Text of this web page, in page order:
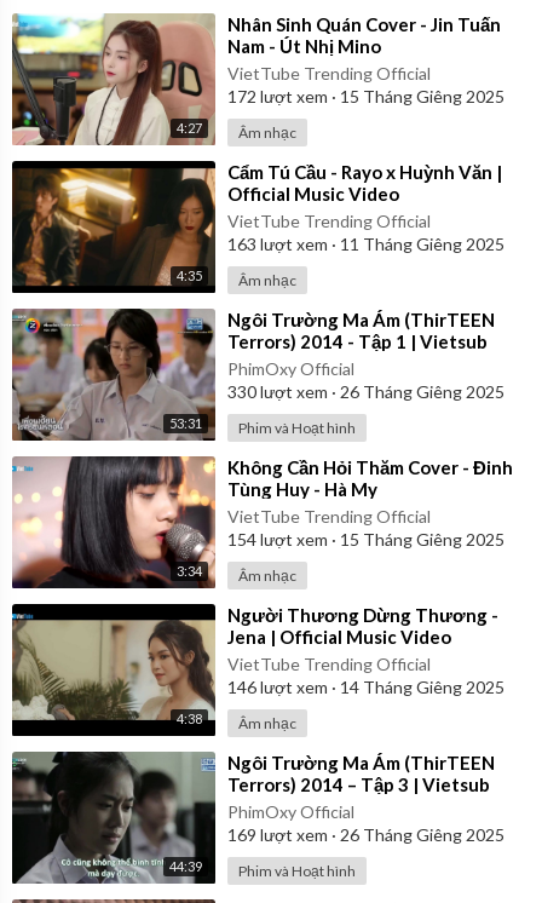
4:27
⁣Nhân Sinh Quán Cover - Jin Tuấn
Nam - Út Nhị Mino
VietTube Trending Official
172 lượt xem · 15 Tháng Giêng 2025
Âm nhạc
4:35
⁣Cẩm Tú Cầu - Rayo x Huỳnh Văn |
Official Music Video
VietTube Trending Official
163 lượt xem · 11 Tháng Giêng 2025
Âm nhạc
53:31
⁣Ngôi Trường Ma Ám (ThirTEEN
Terrors) 2014 - Tập 1 | Vietsub
PhimOxy Official
330lượt xem · 26 Tháng Giêng 2025
Phim và Hoạt hình
3:34
⁣Không Cần Hỏi Thăm Cover - Đinh
Tùng Huy - Hà My
VietTube Trending Official
154lượt xem · 15 Tháng Giêng 2025
Âm nhạc
4:38
⁣Người Thương Dừng Thương -
Jena | Official Music Video
VietTube Trending Official
146lượt xem · 14 Tháng Giêng 2025
Âm nhạc
44:39
⁣Ngôi Trường Ma Ám (ThirTEEN
Terrors) 2014 – Tập 3 | Vietsub
PhimOxy Official
169 lượt xem · 26 Tháng Giêng 2025
Phim và Hoạt hình